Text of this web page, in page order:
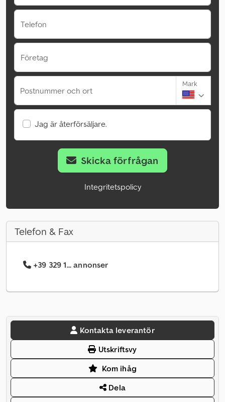
Telefon
Företag
Postnummer och ort
Mark
Jag är återförsäljare.
Skicka förfrågan
Integritetspolicy
Telefon & Fax
+39 329 1... annonser
Kontakta leverantör
Utskriftsvy
Kom ihåg
Dela